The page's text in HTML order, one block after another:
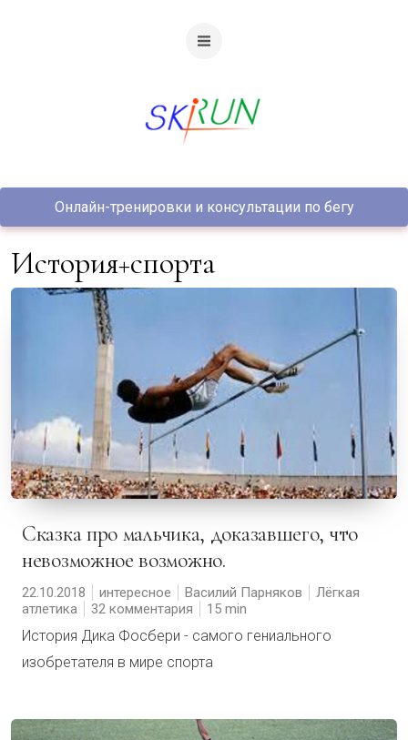
Онлайн-тренировки и консультации по бегу
история+спорта
Сказка про мальчика, доказавшего, что
невозможное возможно.
22.10.2018 интересное Василий Парняков
Лёгкая
атлетика
32 комментария 15
История Дика Фосбери - самого гениального
изобретателя в мире спорта